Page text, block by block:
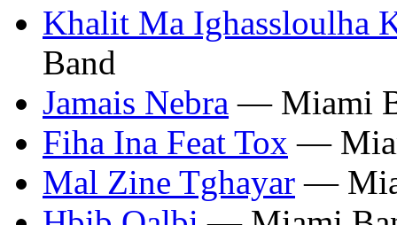
Khalit Ma Ighassloulha
Band
Jamais Nebra — Miami
Fiha Ina Feat Tox —
Mal Zine Tghayar —